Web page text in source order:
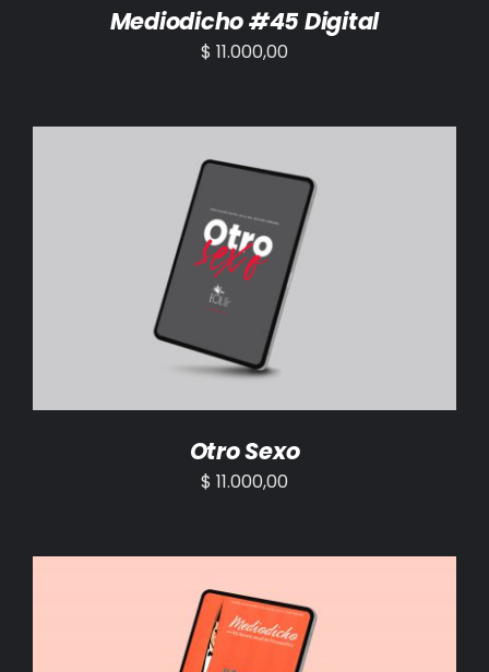
Mediodicho #45 Digital
$ 11.000,00
AÑADIR AL CARRITO /
Otro Sexo
$ 11.000,00